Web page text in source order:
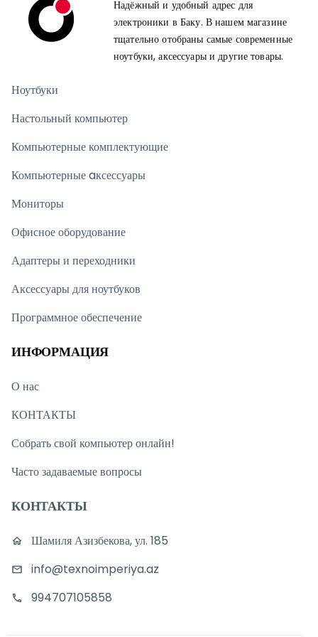
Надёжный и удобный адрес для
электроники в Баку. В нашем магазине
тщательно отобраны самые современные
ноутбуки, аксессуары и другие товары.
Ноутбуки
Настольный компьютер
Компьютерные комплектующие
Компьютерные aксессуары
Мониторы
Офисное оборудование
Адаптеры и переходники
Аксессуары для ноутбуков
Программное обеспечение
ИНФОРМАЦИЯ
О нас
КОНТАКТЫ
Собрать свой компьютер онлайн!
Часто задаваемые вопросы
КОНТАКТЫ
Шамиля Азизбекова, ул. 185
info@texnoimperiya.az
994707105858